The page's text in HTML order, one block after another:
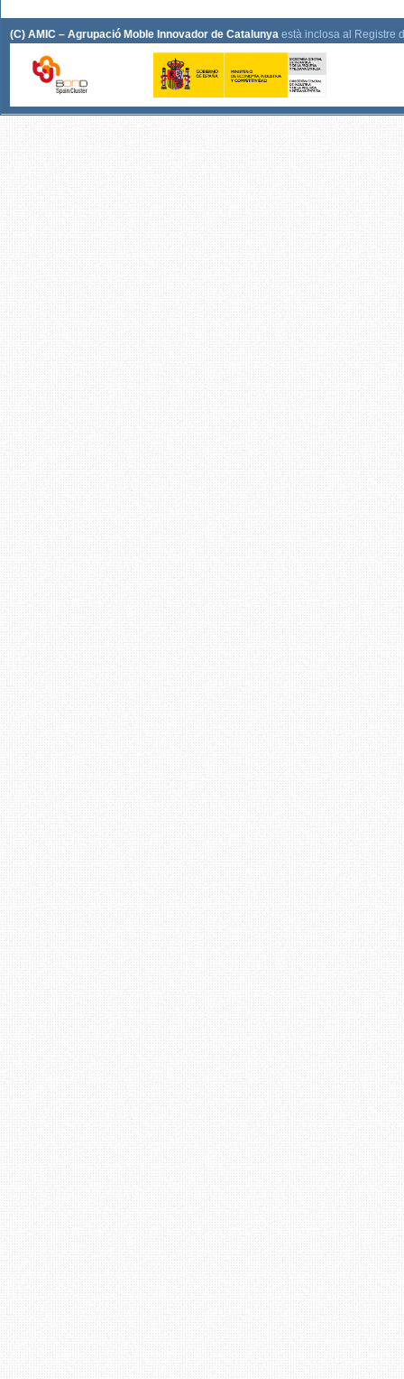
(C) AMIC – Agrupació Moble Innovador de Catalunya està inclosa al Registre